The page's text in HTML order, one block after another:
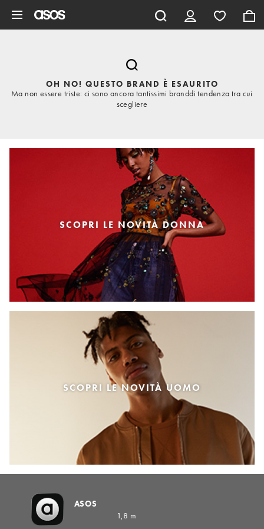
OH NO! QUESTO BRAND È ESAURITO
Ma non essere triste: ci sono ancora tantissimi branddi tendenza tra cui
scegliere
SCOPRI LE NOVITÀ DONNA
SCOPRI LE NOVITÀ UOMO
ASOS
1,8 m